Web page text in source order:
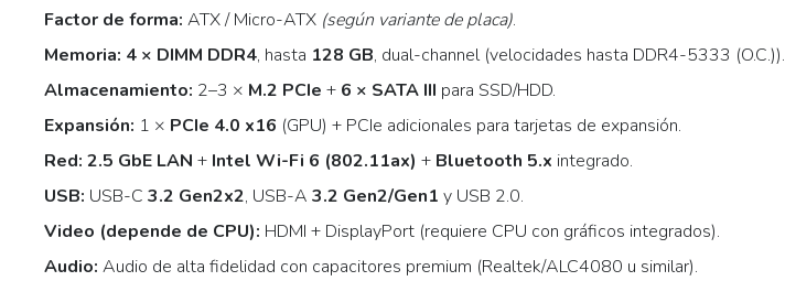
Factor de forma: ATX / Micro-ATX (según variante de placa).
Memoria: 4 × DIMM DDR4, hasta 128 GB, dual-channel (velocidades hasta DDR4-5333 (O.C.)).
Almacenamiento: 2–3 × M.2 PCIe + 6 × SATA III para SSD/HDD.
Expansión: 1 × PCIe 4.0 x16 (GPU) + PCIe adicionales para tarjetas de expansión.
Red: 2.5 GbE LAN + Intel Wi-Fi 6 (802.11ax) + Bluetooth 5.x integrado.
USB: USB-C 3.2 Gen2x2, USB-A 3.2 Gen2/Gen1 y USB 2.0.
Video (depende de CPU): HDMI + DisplayPort (requiere CPU con gráficos integrados).
Audio: Audio de alta fidelidad con capacitores premium (Realtek/ALC4080 u similar).